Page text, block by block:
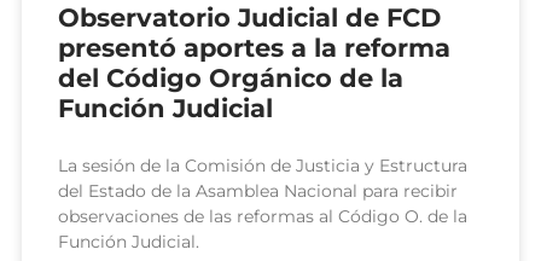
Observatorio Judicial de FCD
presentó aportes a la reforma
del Código Orgánico de la
Función Judicial
La sesión de la Comisión de Justicia y Estructura
del Estado de la Asamblea Nacional para recibir
observaciones de las reformas al Código O. de la
Función Judicial.